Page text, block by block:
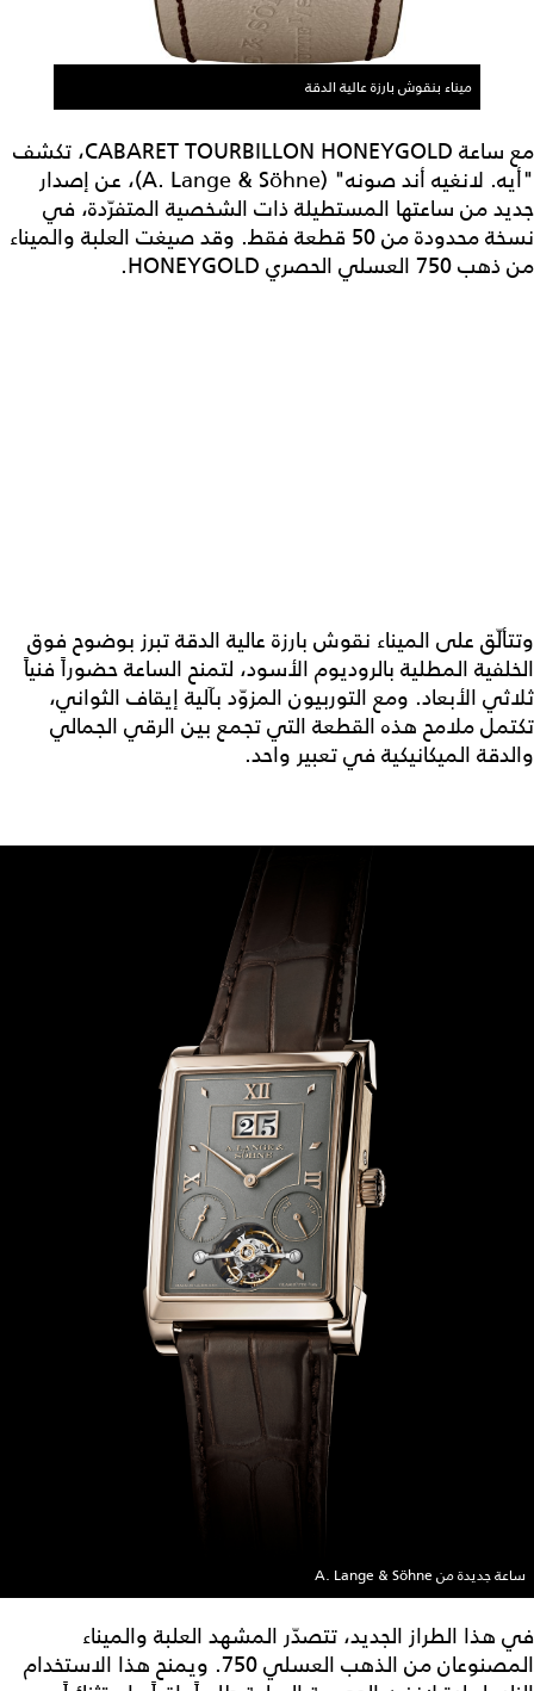
ميناء بنقوش بارزة عالية الدقة
مع ساعة CABARET TOURBILLON HONEYGOLD، تكشف
"أيه. لانغيه أند صونه" (A. Lange & Söhne)، عن إصدار
جديد من ساعتها المستطيلة ذات الشخصية المتفرّدة، في
نسخة محدودة من 50 قطعة فقط. وقد صيغت العلبة والميناء
من ذهب 750 العسلي الحصري HONEYGOLD.
وتتألّق على الميناء نقوش بارزة عالية الدقة تبرز بوضوح فوق
الخلفية المطلية بالروديوم الأسود، لتمنح الساعة حضوراً فنياً
ثلاثي الأبعاد. ومع التوربيون المزوّد بآلية إيقاف الثواني،
تكتمل ملامح هذه القطعة التي تجمع بين الرقي الجمالي
والدقة الميكانيكية في تعبير واحد.
ساعة جديدة من A. Lange & Söhne
في هذا الطراز الجديد، تتصدّر المشهد العلبة والميناء
المصنوعان من الذهب العسلي 750. ويمنح هذا الاستخدام